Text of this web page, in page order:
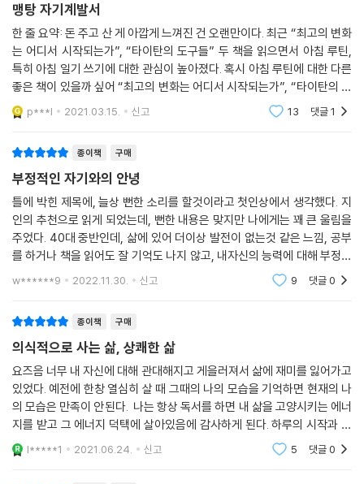
맹탕 자기계발서
한 줄 요약: 돈 주고 산 게 아깝게 느껴진 건 오랜만이다. 최근 “최고의 변화
는 어디서 시작되는가”, “타이탄의 도구들” 두 책을 읽으면서 아침 루틴,
특히 아침 일기 쓰기에 대한 관심이 높아졌다. 혹시 아침 루틴에 대한 다른
좋은 책이 있을까 싶어 “최고의 변화는 어디서 시작되는가”, “타이탄의 도
구들” 두 책을 구매한 사람들이 많이 클릭한 책을 살펴봤다. 두 책 모두에
p***l 2021.03.15. 신고 13 댓글1
종이책 구매
부정적인 자기와의 안녕
틀에 박힌 제목에, 늘상 뻔한 소리를 할것이라고 첫인상에서 생각했다. 지
인의 추천으로 읽게 되었는데, 뻔한 내용은 맞지만 나에게는 꽤 큰 울림을
주었다. 40대 중반인데, 삶에 있어 더이상 발전이 없는것 같은 느낌, 공부
를 하거나 책을 읽어도 잘 기억도 나지 않고, 내자신의 능력에 대해 부정적
인 생각이 쌓여가는 요즘이었다. 내 자신의 한계라 생각하고, 내 머리를 탓
w******9 2022.11.30. 신고 9 댓글0
종이책 구매
의식적으로 사는 삶, 상쾌한 삶
요즈음 너무 내 자신에 대해 관대해지고 게을러져서 삶에 재미를 잃어가고
있었다. 예전에 한창 열심히 살 때 그때의 나의 모습을 기억하면 현재의 나
의 모습은 만족이 안된다. 나는 항상 독서를 하면 내 삶을 고양시키는 에너
지를 받고 그 에너지 덕택에 살아있음에 감사하게 된다. 하루의 시작과 끝
이 달라지고 나라는 인간이 긍정적으로 바뀐다. 내가 선택한 이 책은 마지
막몰입이라
l*****1 2021.06.24. 신고 5 댓글0